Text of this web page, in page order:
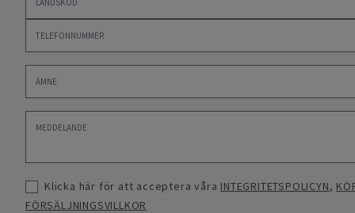
Klicka här för att acceptera våra INTEGRITETSPOLICYN,
FÖRSÄLJNINGSVILLKOR